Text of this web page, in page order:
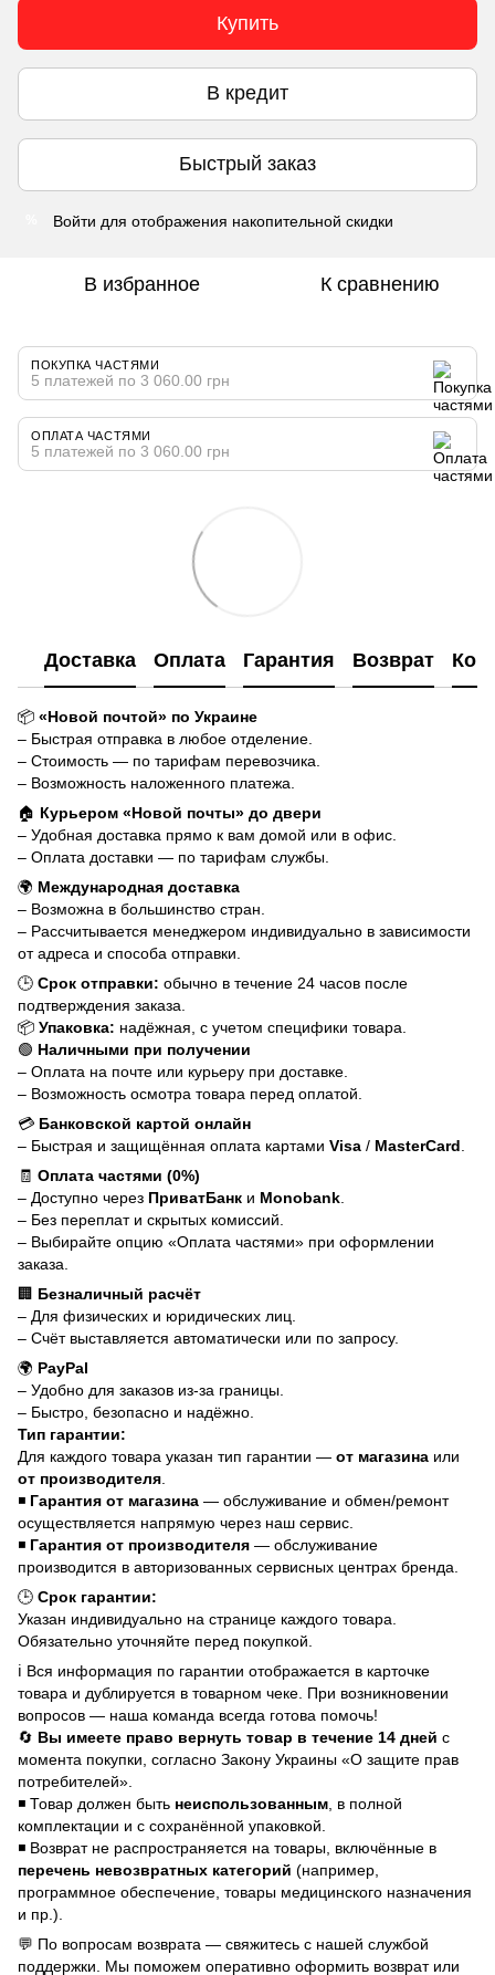
Купить
В кредит
Быстрый заказ
Войти для отображения накопительной скидки
В избранное К сравнению
ПОКУПКА ЧАСТЯМИ
5 платежей по 3 060.00 грн
ОПЛАТА ЧАСТЯМИ
5 платежей по 3 060.00 грн
Доставка Оплата Гарантия Возврат
📦 «Новой почтой» по Украине
– Быстрая отправка в любое отделение.
– Стоимость — по тарифам перевозчика.
– Возможность наложенного платежа.
🏠 Курьером «Новой почты» до двери
– Удобная доставка прямо к вам домой или в офис.
– Оплата доставки — по тарифам службы.
🌍 Международная доставка
– Возможна в большинство стран.
– Рассчитывается менеджером индивидуально в зависимости
от адреса и способа отправки.
🕒 Срок отправки: обычно в течение 24 часов после
подтверждения заказа.
📦 Упаковка: надёжная, с учетом специфики товара.
🟢 Наличными при получении
– Оплата на почте или курьеру при доставке.
– Возможность осмотра товара перед оплатой.
💳 Банковской картой онлайн
– Быстрая и защищённая оплата картами Visa / MasterCard
🧾 Оплата частями (0%)
– Доступно через ПриватБанк и Monobank
– Без переплат и скрытых комиссий.
– Выбирайте опцию «Оплата частями» при оформлении
заказа.
🏢 Безналичный расчёт
– Для физических и юридических лиц.
– Счёт выставляется автоматически или по запросу.
🌍 PayPal
– Удобно для заказов из-за границы.
– Быстро, безопасно и надёжно.
Тип гарантии:
Для каждого товара указан тип гарантии — от магазина или
от производителя
◾ Гарантия от магазина — обслуживание и обмен/ремонт
осуществляется напрямую через наш сервис.
◾ Гарантия от производителя — обслуживание
производится в авторизованных сервисных центрах бренда.
🕒 Срок гарантии:
Указан индивидуально на странице каждого товара.
Обязательно уточняйте перед покупкой.
ℹ️ Вся информация по гарантии отображается в карточке
товара и дублируется в товарном чеке. При возникновении
вопросов — наша команда всегда готова помочь!
🔄 Вы имеете право вернуть товар в течение 14 дней с
момента покупки, согласно Закону Украины «О защите прав
потребителей».
◾ Товар должен быть неиспользованным , в полной
комплектации и с сохранённой упаковкой.
◾ Возврат не распространяется на товары, включённые в
перечень невозвратных категорий (например,
программное обеспечение, товары медицинского назначения
и пр.).
💬 По вопросам возврата — свяжитесь с нашей службой
поддержки. Мы поможем оперативно оформить возврат или